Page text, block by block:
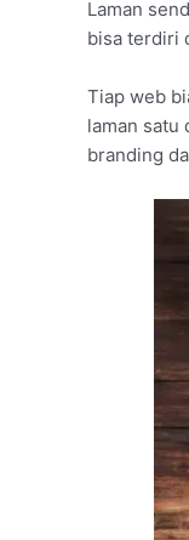
Laman
bisa terdiri
Tiap web
laman satu
branding